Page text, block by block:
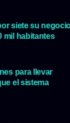
siete su
mil habitantes
para llevar
el sistema